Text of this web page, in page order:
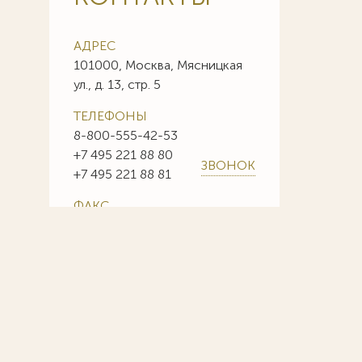
АДРЕС
101000, Москва, Мясницкая
ул., д. 13, стр. 5
ТЕЛЕФОНЫ
8-800-555-42-53
+7 495 221 88 80
+7 495 221 88 81
ЗВОНОК
ФАКС